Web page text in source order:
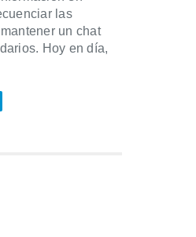
las
un chat
Hoy en día,